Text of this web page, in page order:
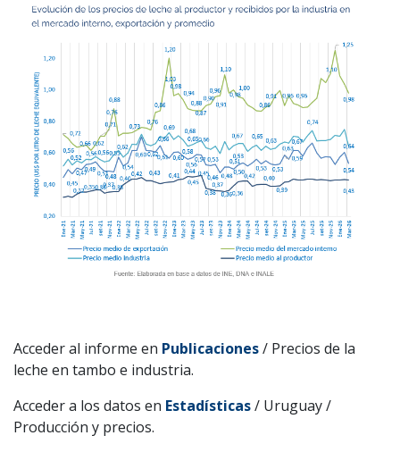
Acceder al informe en Publicaciones/ Precios de la
leche en tambo e industria.
Acceder a los datos en Estadísticas/ Uruguay /
Producción y precios.